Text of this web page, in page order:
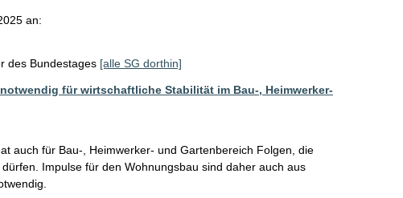
an:
des Bundestages [alle SG dorthin]
für wirtschaftliche Stabilität im Bau-, Heimwerker-
auch für Bau-, Heimwerker- und Gartenbereich Folgen, die
Impulse für den Wohnungsbau sind daher auch aus